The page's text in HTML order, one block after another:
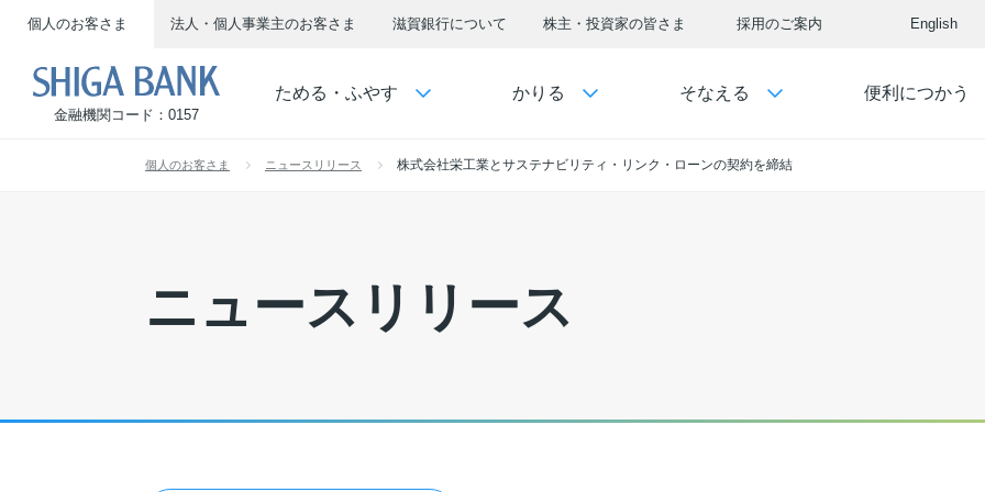
個人のお客さま 法人・個人事業主のお客さま 滋賀銀行について 株主・投資家の皆さま 採用のご案内 English
金融機関コード：0157
ためる・ふやす かりる そなえる 便利につかう
個人のお客さま ニュースリリース 株式会社栄工業とサステナビリティ・リンク・ローンの契約を締結
ニュースリリース